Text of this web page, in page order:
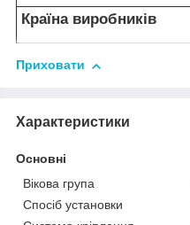
Країна виробників
Приховати
Характеристики
Основні
Вікова група
Спосіб установки